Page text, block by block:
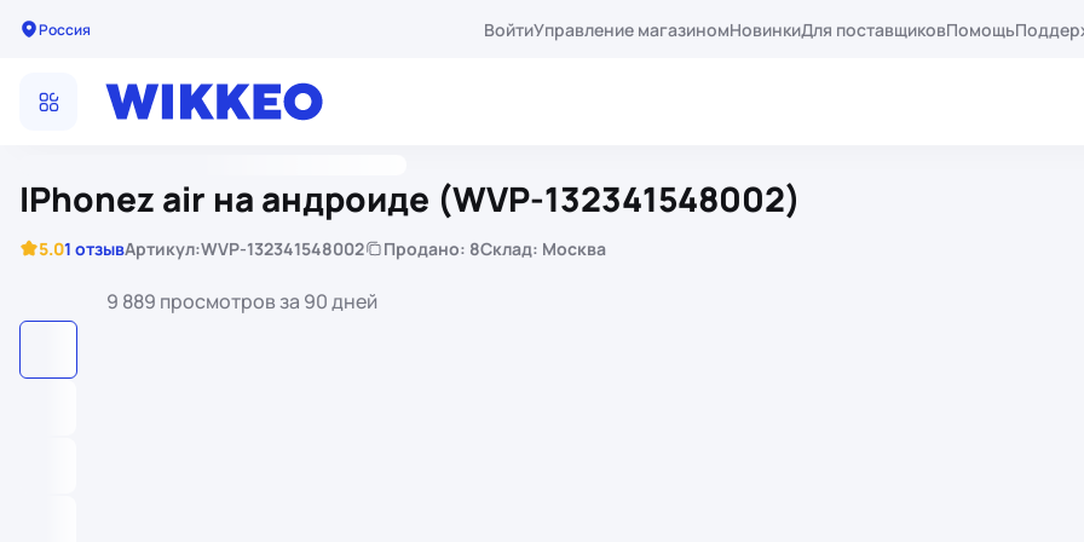
Россия ВойтиУправление магазиномНовинкиДля поставщиковПомощь
IPhonez air на андроиде (WVP-132341548002)
5.01 отзывАртикул:WVP-132341548002 Продано: 8Склад: Москва
9 889 просмотров за 90 дней